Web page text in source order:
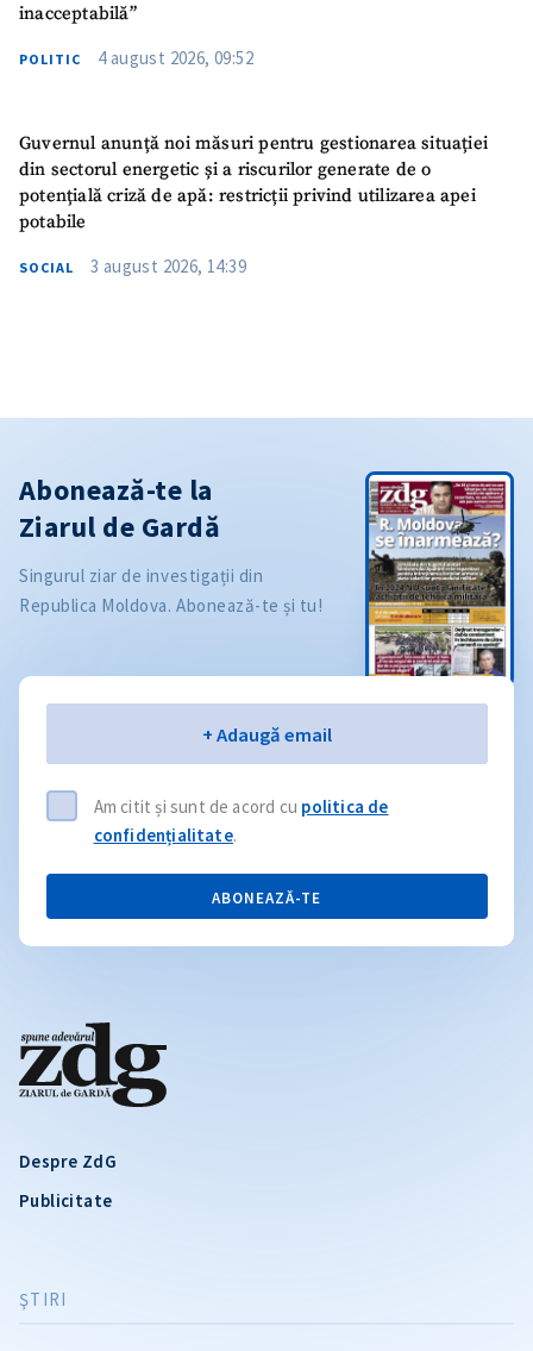
inacceptabilă”
POLITIC 4 august 2026, 09:52
Guvernul anunță noi măsuri pentru gestionarea situației
din sectorul energetic și a riscurilor generate de o
potențială criză de apă: restricții privind utilizarea apei
potabile
SOCIAL 3 august 2026, 14:39
Despre ZdG
Publicitate
ŞTIRI
Abonează-te la
Ziarul de Gardă
Singurul ziar de investigații din
Republica Moldova. Abonează-te și tu!
+ Adaugă email
Am citit și sunt de acord cu politica de
confidențialitate.
ABONEAZĂ-TE